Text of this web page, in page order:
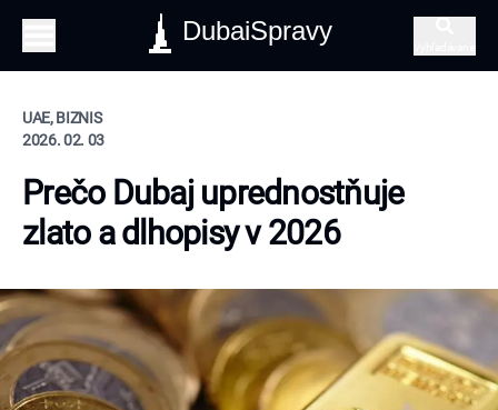
DubaiSpravy
UAE, BIZNIS
2026. 02. 03
Prečo Dubaj uprednostňuje
zlato a dlhopisy v 2026